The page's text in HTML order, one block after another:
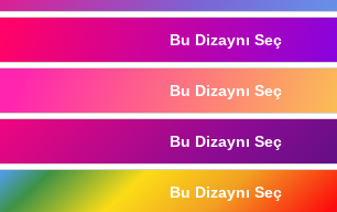
Bu Dizaynı Seç
Bu Dizaynı Seç
Bu Dizaynı Seç
Bu Dizaynı Seç